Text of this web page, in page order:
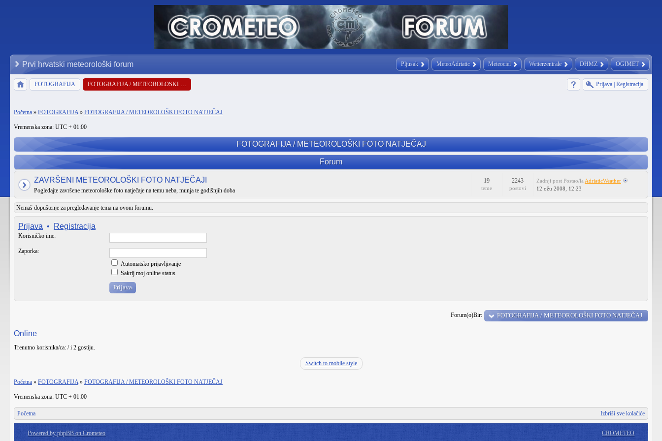
Pljusak MeteoAdriatic Meteociel Wetterzentrale DHMZ OGIMET
Prvi hrvatski meteorološki forum
FOTOGRAFIJA FOTOGRAFIJA / METEOROLOŠKI FOTO NATJEČAJ Prijava Registracija
Početna » FOTOGRAFIJA» FOTOGRAFIJA / METEOROLOŠKI FOTO NATJEČAJ
Vremenska zona: UTC + 01:00
FOTOGRAFIJA / METEOROLOŠKI FOTO NATJEČAJ
Forum
ZAVRŠENI METEOROLOŠKI FOTO NATJEČAJI
Pogledajte završene meteorološke foto natječaje na temu neba, munja te godišnjih doba
19
teme
2243
postovi
Zadnji post Postao/la AdriaticWeather
12 ožu 2008, 12:23
Nemaš dopuštenje za pregledavanje tema na ovom forumu.
Prijava • Registracija
Korisničko ime:
Zaporka:
Automatsko prijavljivanje
Sakrij moj online status
Forum(o)Bir: FOTOGRAFIJA / METEOROLOŠKI FOTO NATJEČAJ
Online
Trenutno korisnika/ca: / i 2 gostiju.
Switch to mobile style
Početna » FOTOGRAFIJA» FOTOGRAFIJA / METEOROLOŠKI FOTO NATJEČAJ
Vremenska zona: UTC + 01:00
Početna Izbriši sve kolačiće
Powered by phpBB on Crometeo CROMETEO